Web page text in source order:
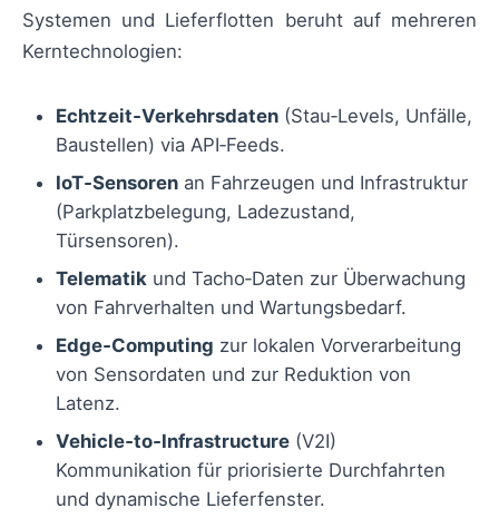
Systemen und Lieferflotten beruht auf mehreren
Kerntechnologien:
Echtzeit‑Verkehrsdaten (Stau‑Levels, Unfälle,
Baustellen) via API‑Feeds.
IoT‑Sensoren an Fahrzeugen und Infrastruktur
(Parkplatzbelegung, Ladezustand,
Türsensoren).
Telematik und Tacho‑Daten zur Überwachung
von Fahrverhalten und Wartungsbedarf.
Edge‑Computing zur lokalen Vorverarbeitung
von Sensordaten und zur Reduktion von
Latenz.
Vehicle‑to‑Infrastructure (V2I)
Kommunikation für priorisierte Durchfahrten
und dynamische Lieferfenster.